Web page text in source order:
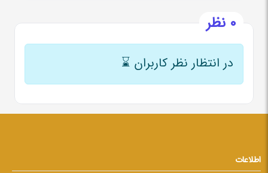
0 نظر
در انتظار نظر کاربران ⌛
اطلاعات